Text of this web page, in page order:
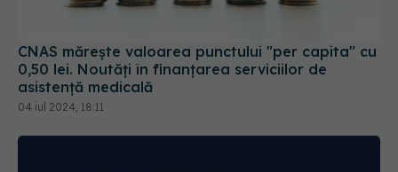
0,50 lei. Noutăți în finanțarea serviciilor de
asistență medicală
04 iul 2024, 18:11